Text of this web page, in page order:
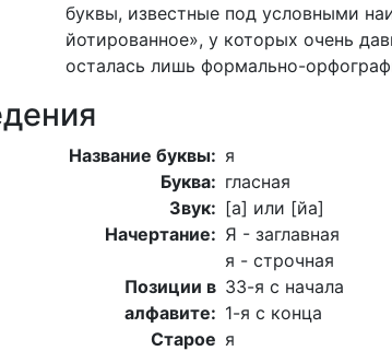
буквы, известные под условными
йотированное», у которых очень
осталась лишь формально-
Название буквы: я
Буква: гласная
Звук: [а] или [йа]
Начертание: Я - заглавная
я - строчная
Позиции в
алфавите:
33-я с начала
1-я с конца
Старое я